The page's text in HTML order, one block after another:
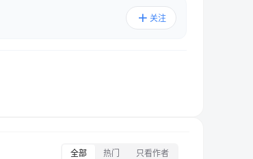
关注
全部 热门 只看作者